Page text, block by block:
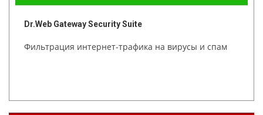
Dr.Web Gateway Security Suite
Фильтрация интернет-трафика на вирусы и спам